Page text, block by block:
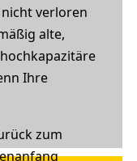
verloren
alte,
Ihre